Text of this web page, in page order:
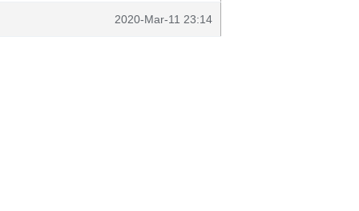
2020-Mar-11 23:14